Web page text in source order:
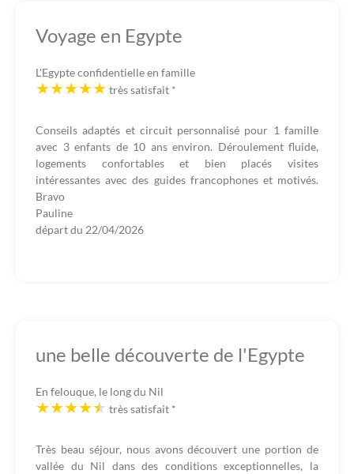
Voyage en Egypte
L'Egypte confidentielle en famille
très satisfait *
Conseils adaptés et circuit personnalisé pour 1 famille
avec 3 enfants de 10 ans environ. Déroulement fluide,
logements confortables et bien placés visites
intéressantes avec des guides francophones et motivés.
Bravo
Pauline
départ du 22/04/2026
une belle découverte de l'Egypte
En felouque, le long du Nil
très satisfait *
Très beau séjour, nous avons découvert une portion de
vallée du Nil dans des conditions exceptionnelles, la